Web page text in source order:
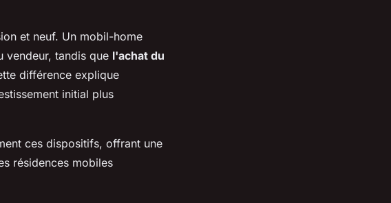
et neuf. Un mobil-home
vendeur, tandis que l'achat du
différence explique
initial plus
ces dispositifs, offrant une
résidences mobiles